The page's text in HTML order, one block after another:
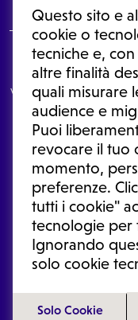
Questo sito e
cookie o
tecniche e,
altre finalità
quali misurare
audience e
Puoi
revocare il tuo
momento,
preferenze.
tutti i cookie"
tecnologie per
Ignorando
solo cookie
Solo Cookie
Le informazioni proposte
In nessun caso, queste
visita o una diagnosi
le informazioni
una diagnosi, la
sospensione di un
Condizioni di
Ⓒ